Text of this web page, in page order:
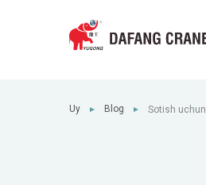
Uy ► Blog ►
Sotish